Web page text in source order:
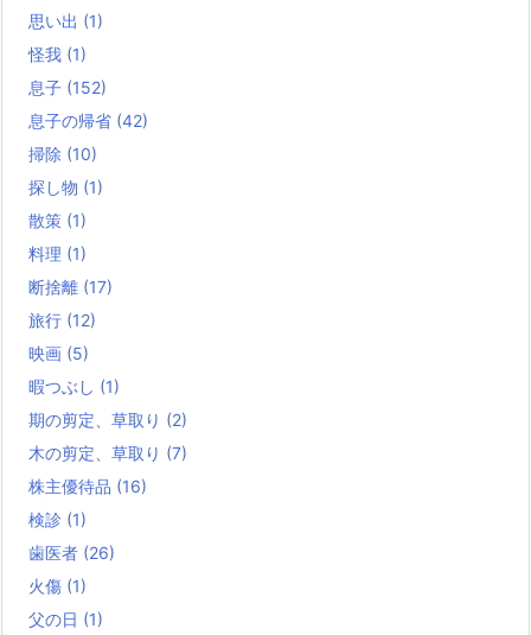
思い出 (1)
怪我 (1)
息子 (152)
息子の帰省 (42)
掃除 (10)
探し物 (1)
散策 (1)
料理 (1)
断捨離 (17)
旅行 (12)
映画 (5)
暇つぶし (1)
期の剪定、草取り (2)
木の剪定、草取り (7)
株主優待品 (16)
検診 (1)
歯医者 (26)
火傷 (1)
父の日 (1)